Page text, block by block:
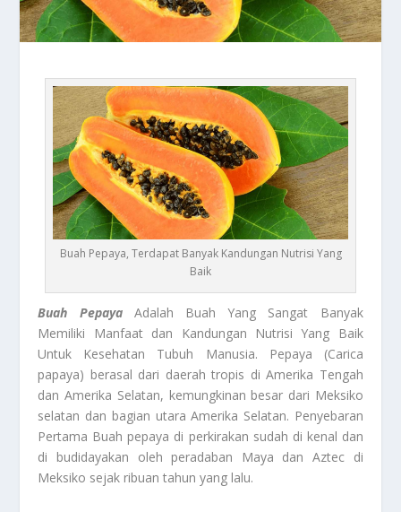
Buah Pepaya, Terdapat Banyak Kandungan Nutrisi Yang
Baik
Buah PepayaAdalah Buah Yang Sangat Banyak
Memiliki Manfaat dan Kandungan Nutrisi Yang Baik
Untuk Kesehatan Tubuh Manusia. Pepaya (Carica
papaya) berasal dari daerah tropis di Amerika Tengah
dan Amerika Selatan, kemungkinan besar dari Meksiko
selatan dan bagian utara Amerika Selatan. Penyebaran
Pertama Buah pepaya di perkirakan sudah di kenal dan
di budidayakan oleh peradaban Maya dan Aztec di
Meksiko sejak ribuan tahun yang lalu.